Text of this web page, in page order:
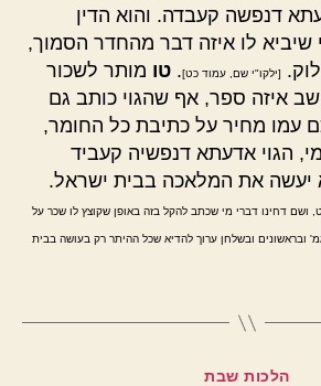
דנפשה קעבדה. והוא הדין
שיביא לו איזה דבר מהחדר הסמוך,
[ילקו"י שם, עמוד כט]. טו מותר לשכור
איזה ספר, אף שהגוי כותב גם
עמו מחיר על כתיבת כל החומר,
הגוי אדעתא דנפשיה קעביד
יעשה את המלאכה בבית ישראל.
ושם דחינו דברי מי שכתב להקל בזה באופן שקוצץ לו שכר על
ובראשונים ובשלחן ערוך להדיא שכל ההיתר רק בעושה בבית
קטגוריות
הלכות שבת